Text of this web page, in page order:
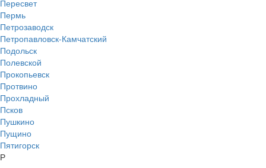
Пересвет
Пермь
Петрозаводск
Петропавловск-Камчатский
Подольск
Полевской
Прокопьевск
Протвино
Прохладный
Псков
Пушкино
Пущино
Пятигорск
Р